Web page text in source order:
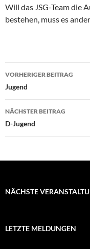
Will das JSG-Team die
bestehen, muss es
VORHERIGER BEITRAG
Jugend
NÄCHSTER BEITRAG
D-Jugend
NÄCHSTE
LETZTE MELDUNGEN